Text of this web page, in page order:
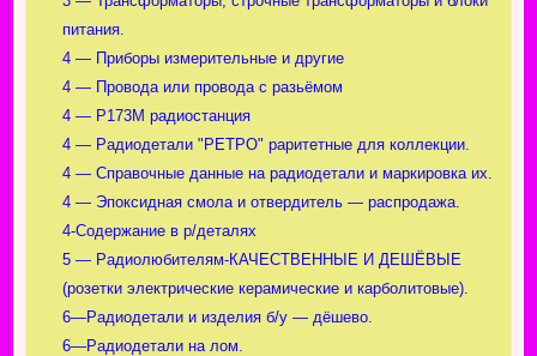
питания.
4 — Приборы измерительные и другие
4 — Провода или провода с разьёмом
4 — Р173М радиостанция
4 — Радиодетали "РЕТРО" раритетные для коллекции.
4 — Справочные данные на радиодетали и маркировка их.
4 — Эпоксидная смола и отвердитель — распродажа.
4-Содержание в р/деталях
5 — Радиолюбителям-КАЧЕСТВЕННЫЕ И ДЕШЁВЫЕ
(розетки электрические керамические и карболитовые).
6—Радиодетали и изделия б/у — дёшево.
6—Радиодетали на лом.